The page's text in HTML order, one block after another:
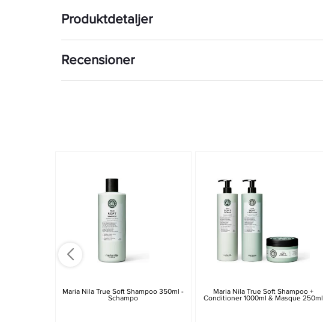
Produktdetaljer
Recensioner
Maria Nila True Soft Shampoo 350ml -
Schampo
Maria Nila True Soft Shampoo +
Conditioner 1000ml & Masque 250ml